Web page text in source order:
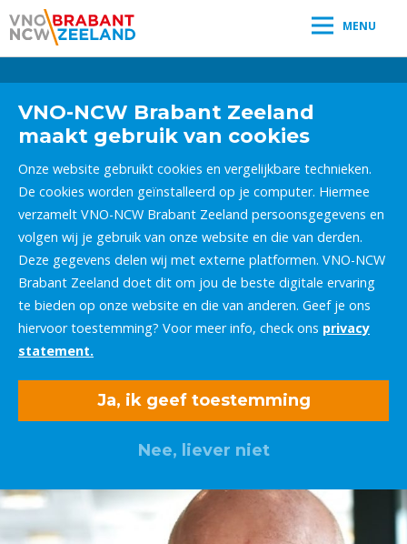
MENU
VNO-NCW Brabant Zeeland
maakt gebruik van cookies
Onze website gebruikt cookies en vergelijkbare technieken.
De cookies worden geïnstalleerd op je computer. Hiermee
verzamelt VNO-NCW Brabant Zeeland persoonsgegevens en
volgen wij je gebruik van onze website en die van derden.
Deze gegevens delen wij met externe platformen. VNO-NCW
Brabant Zeeland doet dit om jou de beste digitale ervaring
te bieden op onze website en die van anderen. Geef je ons
hiervoor toestemming? Voor meer info, check ons privacy
statement.
Ja, ik geef toestemming
Nee, liever niet